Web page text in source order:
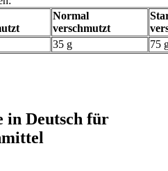
Normal
verschmutzt
35 g 75
in Deutsch für